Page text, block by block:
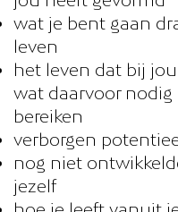
wat je bent gaan
leven
het leven dat bij
wat daarvoor nodig
bereiken
verborgen
nog niet
jezelf